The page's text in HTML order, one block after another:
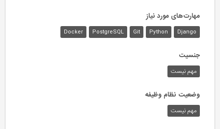
مهارت‌های مورد نیاز
Django
Python
Git
PostgreSQL
Docker
جنسیت
مهم نیست
وضعیت نظام وظیفه
مهم‌ نیست